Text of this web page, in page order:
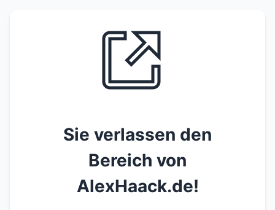
Sie verlassen den
Bereich von
AlexHaack.de!